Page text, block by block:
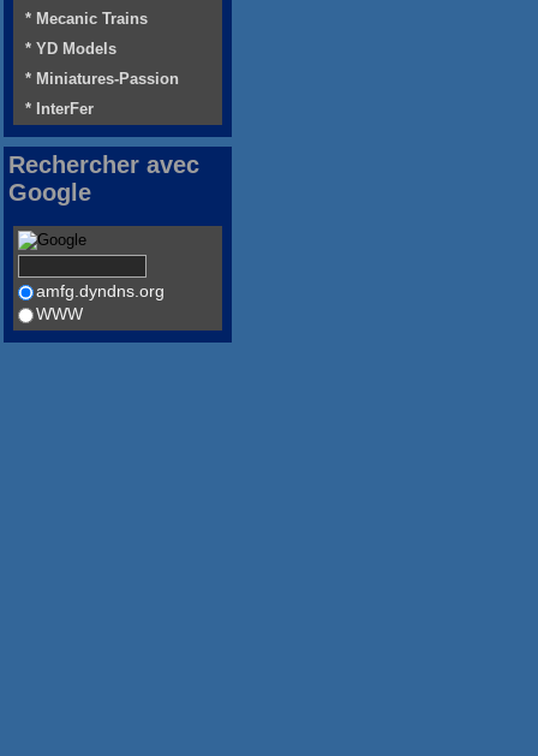
* Mecanic Trains
* YD Models
* Miniatures-Passion
* InterFer
Rechercher avec
Google
amfg.dyndns.org
WWW